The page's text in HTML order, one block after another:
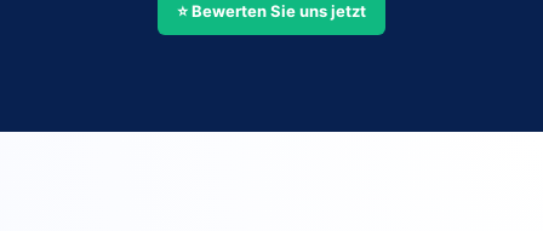
⭐ Bewerten Sie uns jetzt